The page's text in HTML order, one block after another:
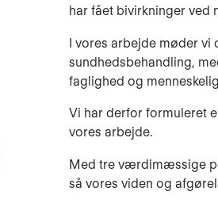
har fået bivirkninger ved
I vores arbejde møder vi
sundhedsbehandling,
faglighed og
Vi har derfor formuleret
vores arbejde.
Med tre værdimæssige
så vores viden og